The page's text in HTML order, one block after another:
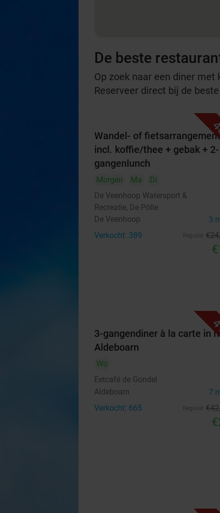
De beste
Op zoek naar een diner
Reserveer direct bij de
Wandel- of fietsarrangement
incl. koffie/thee + gebak + 2-
gangenlunch
Morgen Ma
Di
De Veenhoop Watersport &
Recreatie, De Pôlle
De Veenhoop 3
Verkocht: 389 €24
3-gangendiner à la carte in
Aldeboarn
Wo
Eetcafé de Gondel
Aldeboarn 7
Verkocht: 665 €42